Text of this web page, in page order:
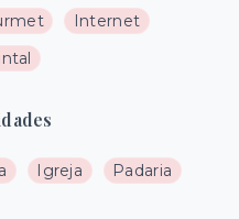
Internet
Igreja
Padaria